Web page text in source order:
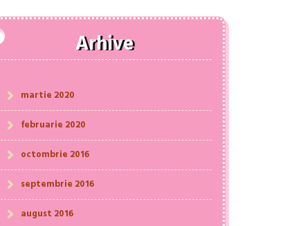
Arhive
martie 2020
februarie 2020
octombrie 2016
septembrie 2016
august 2016